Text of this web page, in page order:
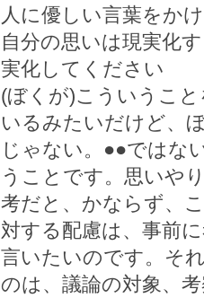
人に優しい言葉をか
自分の思いは現実化
実化してください
(ぼくが)こういうこ
いるみたいだけど、
じゃない。●●ではな
うことです。思いや
考だと、かならず、
対する配慮は、事前
言いたいのです。そ
のは、議論の対象、